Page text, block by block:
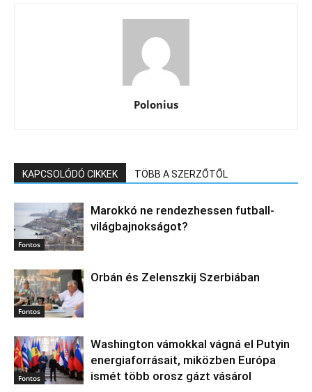
Polonius
KAPCSOLÓDÓ CIKKEK TÖBB A SZERZŐTŐL
Fontos
Marokkó ne rendezhessen futball-
világbajnokságot?
Fontos
Orbán és Zelenszkij Szerbiában
Fontos
Washington vámokkal vágná el Putyin
energiaforrásait, miközben Európa
ismét több orosz gázt vásárol